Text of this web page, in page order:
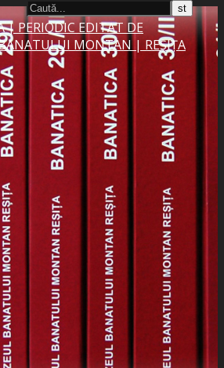
| PERIODIC EDITAT DE
MONTAN | REȘIȚA